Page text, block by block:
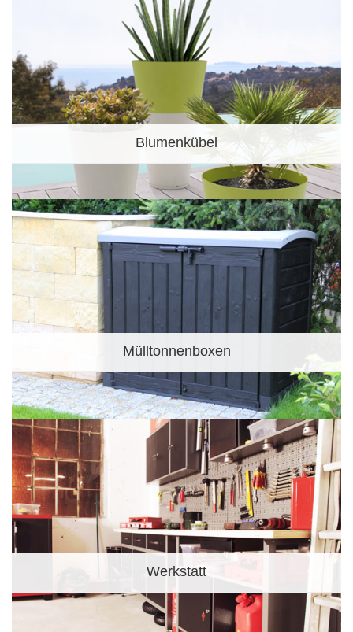
Blumenkübel
Mülltonnenboxen
Werkstatt